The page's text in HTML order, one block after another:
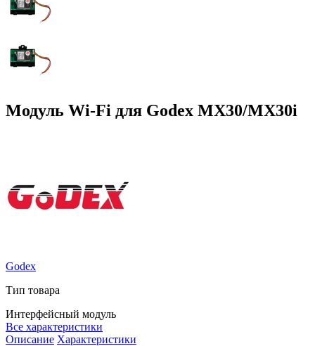
Модуль Wi-Fi для Godex MX30/MX30i
Godex
Тип товара
Интерфейсный модуль
Все характеристики
Описание Характеристики